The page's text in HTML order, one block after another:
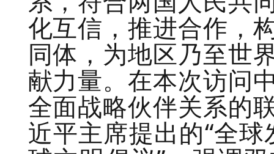
化互信，推进合作，
同体，为地区乃至世
献力量。在本次访问
全面战略伙伴关系的
近平主席提出的“全球